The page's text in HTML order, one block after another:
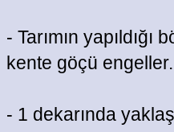
- Tarımın
kente göçü engeller.
- 1 dekarında